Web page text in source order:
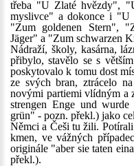
třeba "U Zlaté hvězdy",
myslivce" a dokonce i "U
"Zum goldenen Stern",
Jäger" a "Zum schwarzen
Nádraží, školy, kasárna,
přibylo, stavělo se s
poskytovalo k tomu dost
ze svých bran, ztrácelo
novými partiemi vlídným a
strengen Enge und
grün" - pozn. překl.) jako
Němci a Češi tu žili.
kmen, ve vážných
originále "aber sie taten
překl.).